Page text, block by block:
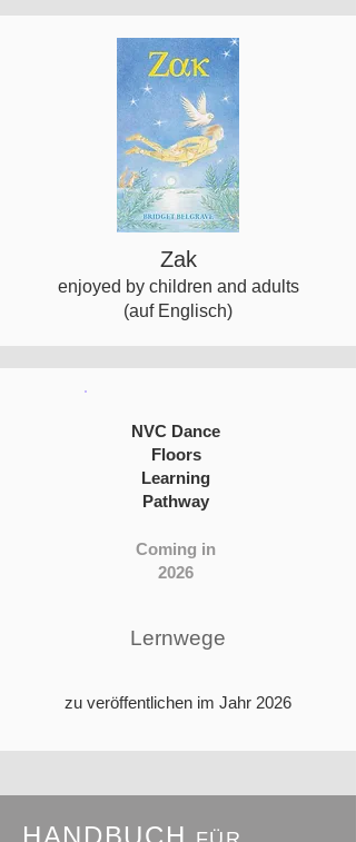
Zak​​
enjoyed by children and adults
(auf Englisch)
NVC Dance
Floors
Learning
Pathway
Coming in
2026
Lernwege
zu veröffentlichen im Jahr 2026
HANDBUCH